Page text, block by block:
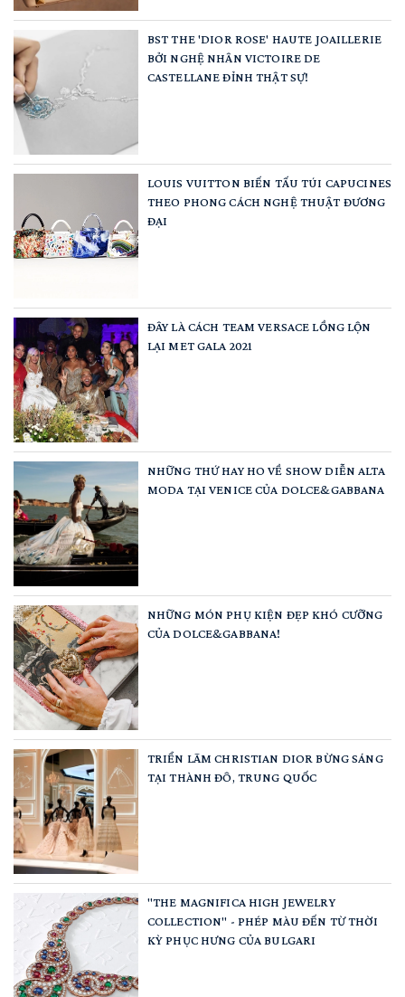
BST THE 'DIOR ROSE' HAUTE JOAILLERIE
BỞI NGHỆ NHÂN VICTOIRE DE
CASTELLANE ĐỈNH THẬT SỰ!
LOUIS VUITTON BIẾN TẤU TÚI CAPUCINES
THEO PHONG CÁCH NGHỆ THUẬT ĐƯƠNG
ĐẠI
ĐÂY LÀ CÁCH TEAM VERSACE LỒNG LỘN
LẠI MET GALA 2021
NHỮNG THỨ HAY HO VỀ SHOW DIỄN ALTA
MODA TẠI VENICE CỦA DOLCE&GABBANA
NHỮNG MÓN PHỤ KIỆN ĐẸP KHÓ CƯỠNG
CỦA DOLCE&GABBANA!
TRIỂN LÃM CHRISTIAN DIOR BỪNG SÁNG
TẠI THÀNH ĐÔ, TRUNG QUỐC
"THE MAGNIFICA HIGH JEWELRY
COLLECTION" - PHÉP MÀU ĐẾN TỪ THỜI
KỲ PHỤC HƯNG CỦA BULGARI